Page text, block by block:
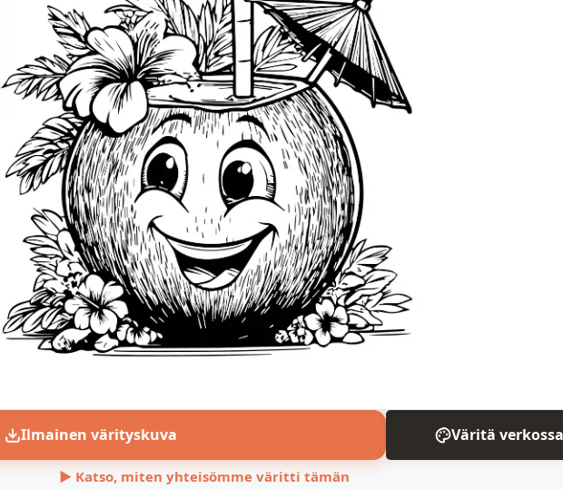
Ilmainen värityskuva Väritä verkossa
▶ Katso, miten yhteisömme väritti tämän